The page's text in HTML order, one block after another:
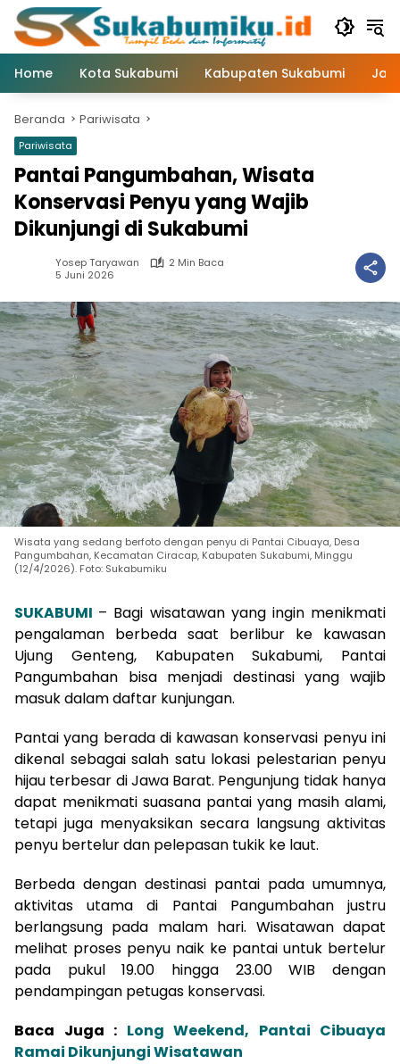
Langsung
konten
Home
Kota Sukabumi Kabupaten Sukabumi
Beranda Pariwisata
Pariwisata
Pantai Pangumbahan, Wisata
Konservasi Penyu yang Wajib
Dikunjungi di Sukabumi
Yosep Taryawan
2 Min Baca
5 Juni 2026
Wisata yang sedang berfoto dengan penyu di Pantai Cibuaya, Desa
Pangumbahan, Kecamatan Ciracap, Kabupaten Sukabumi, Minggu
(12/4/2026). Foto: Sukabumiku
SUKABUMI – Bagi wisatawan yang ingin menikmati
pengalaman berbeda saat berlibur ke kawasan
Ujung Genteng, Kabupaten Sukabumi, Pantai
Pangumbahan bisa menjadi destinasi yang wajib
masuk dalam daftar kunjungan.
Pantai yang berada di kawasan konservasi penyu ini
dikenal sebagai salah satu lokasi pelestarian penyu
hijau terbesar di Jawa Barat. Pengunjung tidak hanya
dapat menikmati suasana pantai yang masih alami,
tetapi juga menyaksikan secara langsung aktivitas
penyu bertelur dan pelepasan tukik ke laut.
Berbeda dengan destinasi pantai pada umumnya,
aktivitas utama di Pantai Pangumbahan justru
berlangsung pada malam hari. Wisatawan dapat
melihat proses penyu naik ke pantai untuk bertelur
pada pukul 19.00 hingga 23.00 WIB dengan
pendampingan petugas konservasi.
Baca Juga : Long Weekend, Pantai Cibuaya
Ramai Dikunjungi Wisatawan